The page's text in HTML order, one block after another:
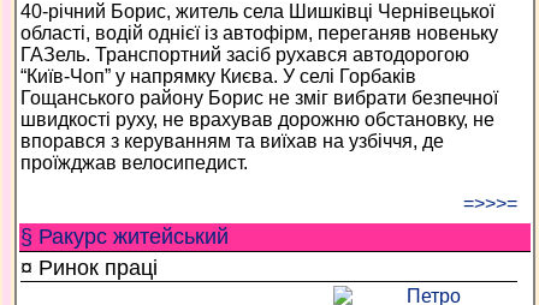
40-річний Борис, житель села Шишківці Чернівецької
області, водій однієї із автофірм, переганяв новеньку
ГАЗель. Транспортний засіб рухався автодорогою
“Київ-Чоп” у напрямку Києва. У селі Горбаків
Гощанського району Борис не зміг вибрати безпечної
швидкості руху, не врахував дорожню обстановку, не
впорався з керуванням та виїхав на узбіччя, де
проїжджав велосипедист.
=>>>=
§ Ракурс житейський
¤ Ринок праці